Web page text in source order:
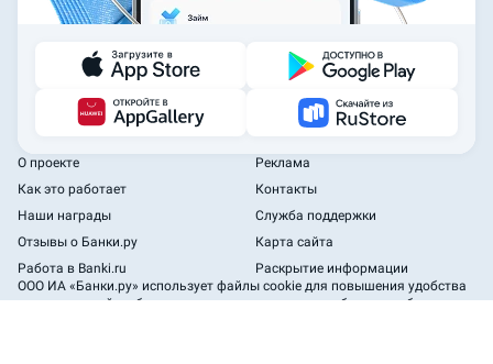
О проекте
Как это работает
Наши награды
Отзывы о Банки.ру
Работа в Banki.ru
Реклама
Контакты
Служба поддержки
Карта сайта
Раскрытие информации
ООО ИА «Банки.ру» использует файлы cookie для повышения удобства
пользователей и обеспечения должного уровня работоспособности